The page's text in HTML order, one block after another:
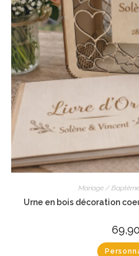
Mariage /
Urne en bois décoration
69,90